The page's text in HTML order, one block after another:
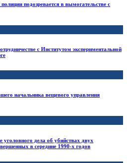
подозревается в вымогательстве с
с Институтом экспериментальной
начальника вещевого управления
уголовного дела об убийствах двух
в середине 1990-х годов